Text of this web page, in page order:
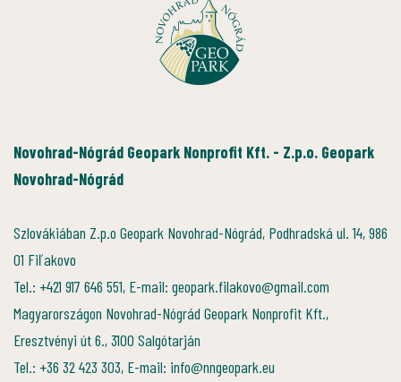
Novohrad-Nógrád Geopark Nonprofit Kft. - Z.p.o. Geopark
Novohrad-Nógrád
Szlovákiában Z.p.o Geopark Novohrad-Nógrád, Podhradská ul. 14, 986
01 Fiľakovo
Tel.: +421 917 646 551, E-mail: geopark.filakovo@gmail.com
Magyarországon Novohrad-Nógrád Geopark Nonprofit Kft.,
Eresztvényi út 6., 3100 Salgótarján
Tel.: +36 32 423 303, E-mail: info@nngeopark.eu